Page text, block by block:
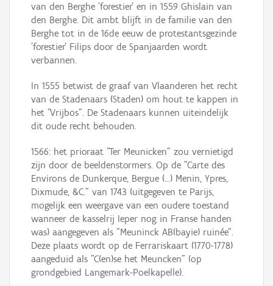
van den Berghe 'forestier' en in 1559 Ghislain van
den Berghe. Dit ambt blijft in de familie van den
Berghe tot in de 16de eeuw de protestantsgezinde
'forestier' Filips door de Spanjaarden wordt
verbannen.
In 1555 betwist de graaf van Vlaanderen het recht
van de Stadenaars (Staden) om hout te kappen in
het "Vrijbos". De Stadenaars kunnen uiteindelijk
dit oude recht behouden.
1566: het prioraat "Ter Meunicken" zou vernietigd
zijn door de beeldenstormers. Op de "Carte des
Environs de Dunkerque, Bergue (...) Menin, Ypres,
Dixmude, &C." van 1743 (uitgegeven te Parijs,
mogelijk een weergave van een oudere toestand
wanneer de kasselrij Ieper nog in Franse handen
was) aangegeven als "Meuninck AB(bayie) ruinée".
Deze plaats wordt op de Ferrariskaart (1770-1778)
aangeduid als "C(en)se het Meuncken" (op
grondgebied Langemark-Poelkapelle).